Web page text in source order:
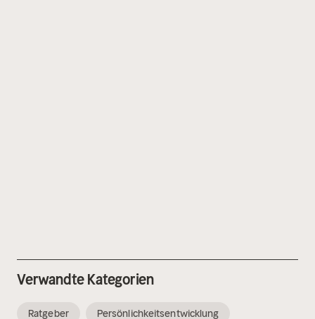
Verwandte Kategorien
Ratgeber Persönlichkeitsentwicklung